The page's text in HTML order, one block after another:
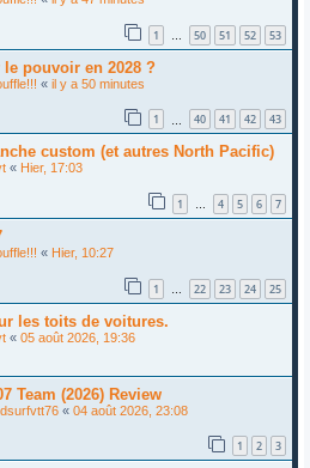
1 … 50 51 52 53
pouvoir en 2028 ?
« il y a 50 minutes
1 40 41 42 43
custom (et autres North Pacific)
« Hier, 17:03
1 … 4 5 6 7
« Hier, 10:27
1 … 22 23 24 25
les toits de voitures.
« 05 août 2026, 19:36
Team (2026) Review
« 04 août 2026, 23:08
1 2 3